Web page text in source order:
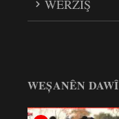
WERZÎŞ
WEȘANÊN DAWÎ